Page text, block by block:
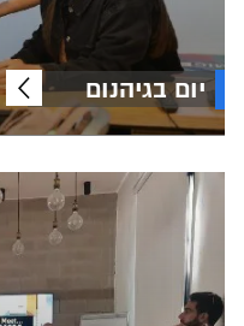
יום בגיהנום